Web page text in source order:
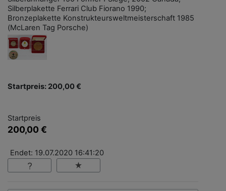
Silberplakette Ferrari Club Fiorano 1990;
Bronzeplakette Konstrukteursweltmeisterschaft 1985
(McLaren Tag Porsche)
Startpreis: 200,00 €
Startpreis
200,00 €
Endet: 19.07.2020 16:41:20